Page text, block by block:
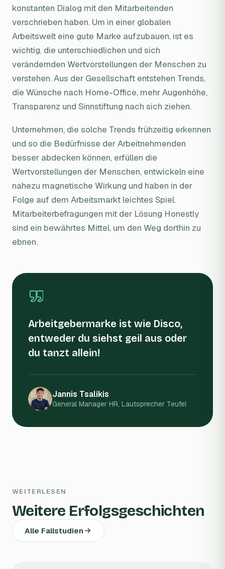
konstanten Dialog mit den Mitarbeitenden
verschrieben haben. Um in einer globalen
Arbeitswelt eine gute Marke aufzubauen, ist es
wichtig, die unterschiedlichen und sich
verändernden Wertvorstellungen der Menschen zu
verstehen. Aus der Gesellschaft entstehen Trends,
die Wünsche nach Home-Office, mehr Augenhöhe,
Transparenz und Sinnstiftung nach sich ziehen.
Unternehmen, die solche Trends frühzeitig erkennen
und so die Bedürfnisse der Arbeitnehmenden
besser abdecken können, erfüllen die
Wertvorstellungen der Menschen, entwickeln eine
nahezu magnetische Wirkung und haben in der
Folge auf dem Arbeitsmarkt leichtes Spiel.
Mitarbeiterbefragungen mit der Lösung Honestly
sind ein bewährtes Mittel, um den Weg dorthin zu
ebnen.
Arbeitgebermarke ist wie Disco,
entweder du siehst geil aus oder
du tanzt allein!
Jannis Tsalikis
General Manager HR, Lautsprecher Teufel
WEITERLESEN
Weitere Erfolgsgeschichten
Alle Fallstudien